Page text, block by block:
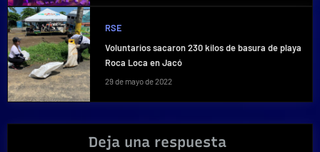
RSE
Voluntarios sacaron 230 kilos de basura de playa
Roca Loca en Jacó
29 de mayo de 2022
Deja una respuesta